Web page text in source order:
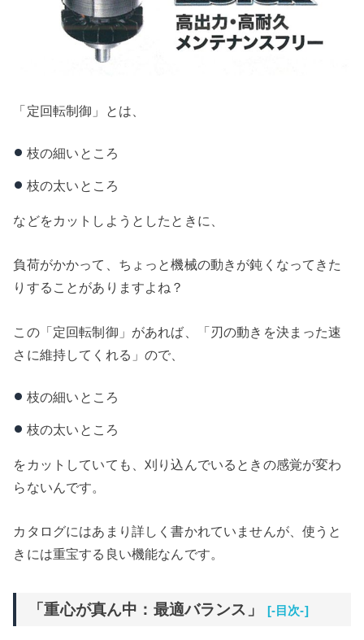
「定回転制御」とは、
枝の細いところ
枝の太いところ
などをカットしようとしたときに、
負荷がかかって、ちょっと機械の動きが鈍くなってきた
りすることがありますよね？
この「定回転制御」があれば、「刃の動きを決まった速
さに維持してくれる」ので、
枝の細いところ
枝の太いところ
をカットしていても、刈り込んでいるときの感覚が変わ
らないんです。
カタログにはあまり詳しく書かれていませんが、使うと
きには重宝する良い機能なんです。
「重心が真ん中：最適バランス」 [-目次-]